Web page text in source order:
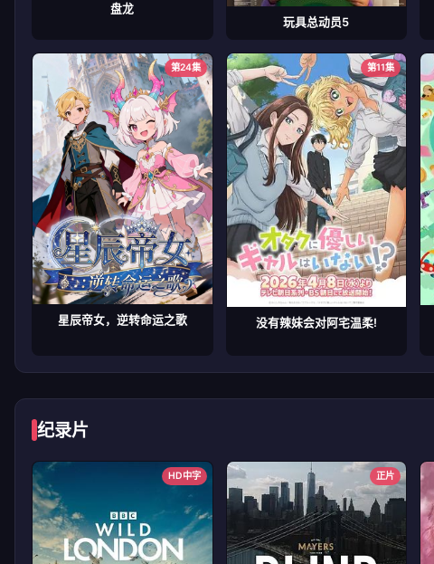
盘龙
玩具总动员5
第24集
星辰帝女，逆转命运之歌
第11集
没有辣妹会对阿宅温柔!
纪录片
HD中字 正片